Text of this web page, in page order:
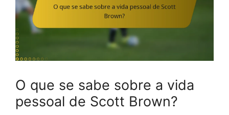
O que se sabe sobre a vida
pessoal de Scott Brown?